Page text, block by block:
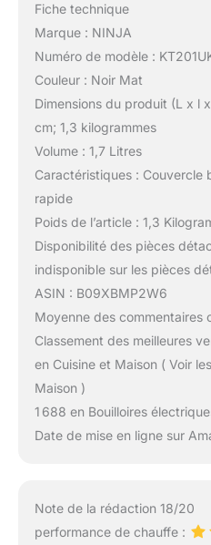
Fiche technique
Marque : NINJA
Numéro de modèle :
Couleur : Noir Mat
Dimensions du produit (L x l
cm; 1,3 kilogrammes
Volume : 1,7 Litres
Caractéristiques : Couvercle
rapide
Poids de l’article : 1,3
Disponibilité des pièces
indisponible sur les pièces
ASIN : B09XBMP2W6
Moyenne des commentaires
Classement des meilleures
en Cuisine et Maison ( Voir
Maison )
1 688 en Bouilloires
Date de mise en ligne sur
Note de la rédaction 18/20
performance de chauffe :